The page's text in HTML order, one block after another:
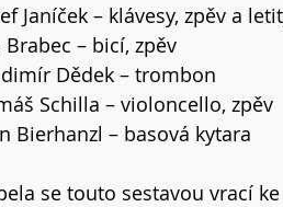
Janíček – klávesy, zpěv a
Brabec – bicí, zpěv
Dědek – trombon
Schilla – violoncello, zpěv
Bierhanzl – basová kytara
se touto sestavou vrací